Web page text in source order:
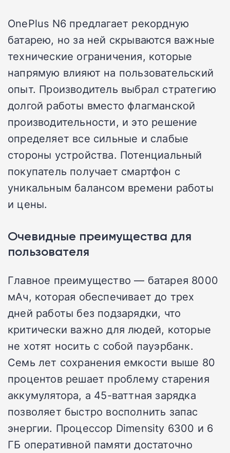
OnePlus N6 предлагает рекордную
батарею, но за ней скрываются важные
технические ограничения, которые
напрямую влияют на пользовательский
опыт. Производитель выбрал стратегию
долгой работы вместо флагманской
производительности, и это решение
определяет все сильные и слабые
стороны устройства. Потенциальный
покупатель получает смартфон с
уникальным балансом времени работы
и цены.
Очевидные преимущества для
пользователя
Главное преимущество — батарея 8000
мАч, которая обеспечивает до трех
дней работы без подзарядки, что
критически важно для людей, которые
не хотят носить с собой пауэрбанк.
Семь лет сохранения емкости выше 80
процентов решает проблему старения
аккумулятора, а 45-ваттная зарядка
позволяет быстро восполнить запас
энергии. Процессор Dimensity 6300 и 6
ГБ оперативной памяти достаточно